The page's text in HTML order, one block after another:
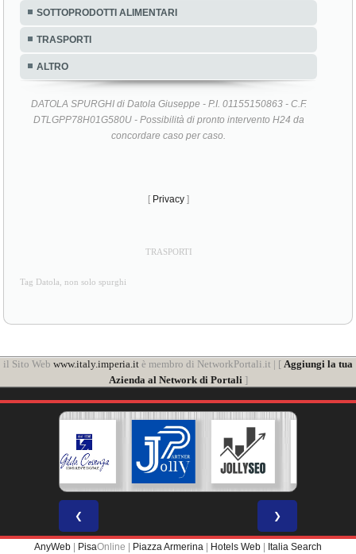
SOTTOPRODOTTI ALIMENTARI
TRASPORTI
ALTRO
DATOLA SPURGHI di Datola Giuseppe - P.I. 01155150863 - C.F.
DTLGPP78H01G580U - Possibilità di pronto intervento H24 da
concordare caso per caso.
[ Privacy ]
TRASPORTI
Tag Datola, non solo spurghi
il Sito Web www.italy.imperia.it è membro di NetworkPortali.it | [ Aggiungi la tua
Azienda al Network di Portali]
❮ ❯
AnyWeb PisaOnline | Piazza Armerina Hotels Web Italia Search